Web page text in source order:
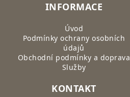
INFORMACE
Úvod
Podmínky ochrany osobních
údajů
Obchodní podmínky a doprava
Služby
KONTAKT